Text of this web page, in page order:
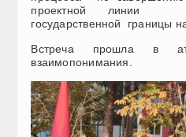
проектной линии
государственной границы
Встреча прошла в
взаимопонимания.